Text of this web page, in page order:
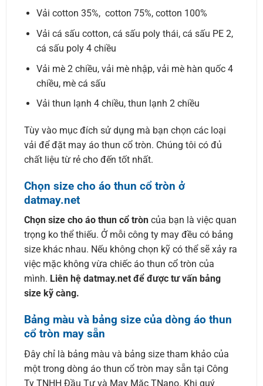
Vải cotton 35%, cotton 75%, cotton 100%
Vải cá sấu cotton, cá sấu poly thái, cá sấu PE 2,
cá sấu poly 4 chiều
Vải mè 2 chiều, vải mè nhập, vải mè hàn quốc 4
chiều, mè cá sấu
Vải thun lạnh 4 chiều, thun lạnh 2 chiều
Tùy vào mục đích sử dụng mà bạn chọn các loại
vải để đặt may áo thun cổ tròn. Chúng tôi có đủ
chất liệu từ rẻ cho đến tốt nhất.
Chọn size cho áo thun cổ tròn ở
datmay.net
Chọn size cho áo thun cổ tròn của bạn là việc quan
trọng ko thể thiếu. Ở mỗi công ty may đều có bảng
size khác nhau. Nếu không chọn kỹ có thể sẽ xảy ra
việc mặc không vừa chiếc áo thun cổ tròn của
mình. Liên hệ datmay.net để được tư vấn bảng
size kỹ càng.
Bảng màu và bảng size của dòng áo thun
cổ tròn may sẵn
Đây chỉ là bảng màu và bảng size tham khảo của
một trong dòng áo thun cổ tròn may sẵn tại Công
Ty TNHH Đầu Tư và May Mặc TNano. Khi quý